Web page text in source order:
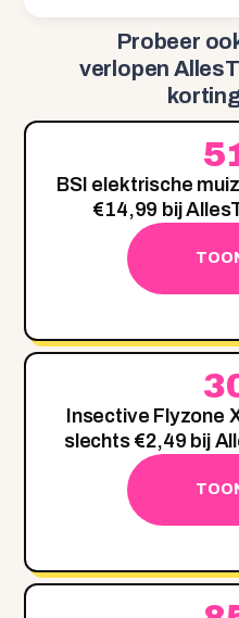
Probeer
verlopen
BSI elektrische
€14,99 bij
Insective Flyzone
slechts €2,49 bij